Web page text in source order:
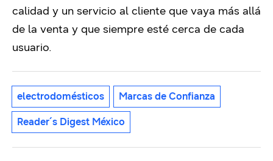
calidad y un servicio al cliente que vaya más allá
de la venta y que siempre esté cerca de cada
usuario.
electrodomésticos Marcas de Confianza
Reader´s Digest México